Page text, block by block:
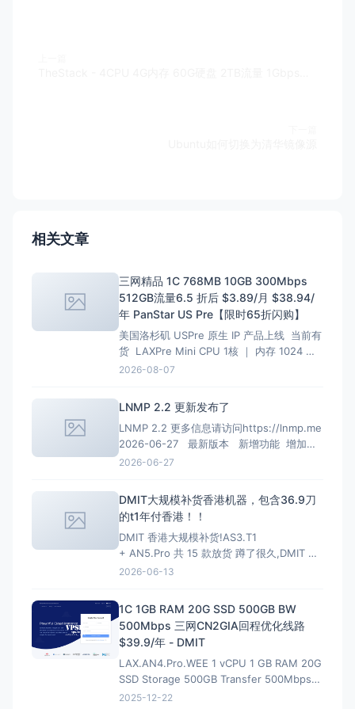
相关文章
三网精品 1C 768MB 10GB 300Mbps
512GB流量6.5 折后 $3.89/月 $38.94/
年 PanStar US Pre【限时65折闪购】
美国洛杉矶 USPre 原生 IP 产品上线 当前有
货 LAXPre Mini CPU 1核 ｜ 内存 1024 M
硬盘 10 GB ｜ 带宽 500M 1024G/月 ｜ 超
2026-08-07
LNMP 2.2 更新发布了
LNMP 2.2 更多信息请访问https://lnmp.me
2026-06-27 最新版本 新增功能 增加
PHP 8.4、PHP 8.5安装、多PHP安装、升级
2026-06-27
DMIT大规模补货香港机器，包含36.9刀
的t1年付香港！！
DMIT 香港大规模补货!AS3.T1
+ AN5.Pro 共 15 款放货 蹲了很久,DMIT 香
港终于一次放出两条线,手快有手慢无(港区一
流量 · 入门 $6.9/月起
2026-06-13
1C 1GB RAM 20G SSD 500GB BW
500Mbps 三网CN2GIA回程优化线路
$39.9/年 - DMIT
LAX.AN4.Pro.WEE 1 vCPU 1 GB RAM 20G
SSD Storage 500GB Transfer 500Mbps
VirtIO Interface 1 IPv4 &amp; 1 IPv6 /64
2025-12-22